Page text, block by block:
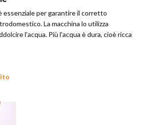
essenziale per garantire il corretto
La macchina lo utilizza
l'acqua. Più l'acqua è dura, cioè ricca